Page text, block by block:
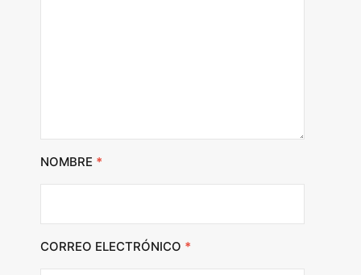
NOMBRE *
CORREO ELECTRÓNICO *